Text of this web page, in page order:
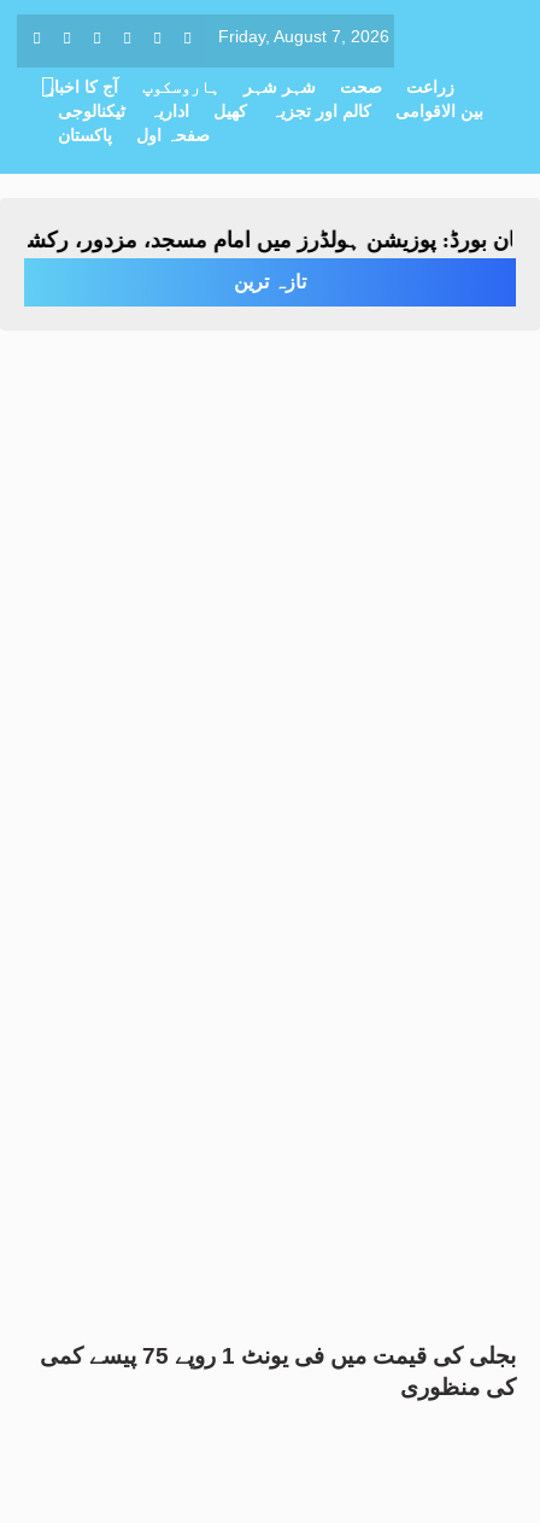
Friday, August 7, 2026
آج کا اخبار ہاروسکوپ شہر شہر صحت
زراعت
ٹیکنالوجی
اداریہ کھیل کالم اور تجزیہ
بین الاقوامی
پاکستان
صفحہ اول
بورڈ: پوزیشن ہولڈرز میں امام مسجد، مزدور، رکشہ
تازہ ترین
بجلی کی قیمت میں فی یونٹ 1 روپے 75 پیسے کمی
کی منظوری